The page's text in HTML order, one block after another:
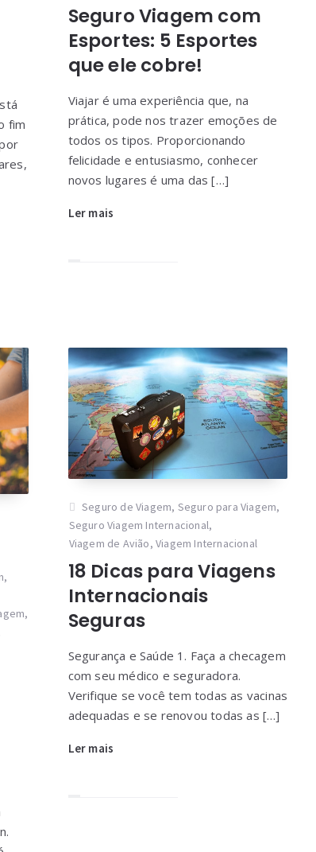
fim
Seguro Viagem com
Esportes: 5 Esportes
que ele cobre!
Viajar é uma experiência que, na
prática, pode nos trazer emoções de
todos os tipos. Proporcionando
felicidade e entusiasmo, conhecer
novos lugares é uma das […]
Ler mais
,
,
Seguro de Viagem, Seguro para Viagem,
Seguro Viagem Internacional,
Viagem de Avião,Viagem Internacional
18 Dicas para Viagens
Internacionais
Seguras
Segurança e Saúde 1. Faça a checagem
com seu médico e seguradora.
Verifique se você tem todas as vacinas
adequadas e se renovou todas as […]
Ler mais